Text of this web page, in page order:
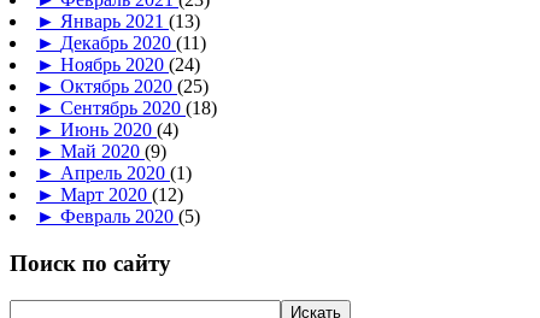
► Январь 2021 (13)
► Декабрь 2020 (11)
► Ноябрь 2020 (24)
► Октябрь 2020 (25)
► Сентябрь 2020 (18)
► Июнь 2020 (4)
► Май 2020 (9)
► Апрель 2020 (1)
► Март 2020 (12)
► Февраль 2020 (5)
Поиск по сайту